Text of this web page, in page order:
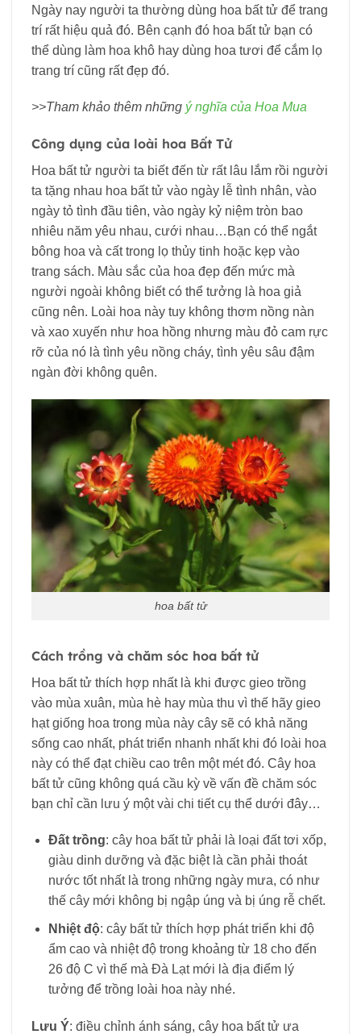
Ngày nay người ta thường dùng hoa bất tử để trang
trí rất hiệu quả đó. Bên cạnh đó hoa bất tử bạn có
thể dùng làm hoa khô hay dùng hoa tươi để cắm lọ
trang trí cũng rất đẹp đó.
>>Tham khảo thêm những ý nghĩa của Hoa Mua
Công dụng của loài hoa Bất Tử
Hoa bất tử người ta biết đến từ rất lâu lắm rồi người
ta tặng nhau hoa bất tử vào ngày lễ tình nhân, vào
ngày tỏ tình đầu tiên, vào ngày kỷ niệm tròn bao
nhiêu năm yêu nhau, cưới nhau…Bạn có thể ngắt
bông hoa và cất trong lọ thủy tinh hoặc kẹp vào
trang sách. Màu sắc của hoa đẹp đến mức mà
người ngoài không biết có thể tưởng là hoa giả
cũng nên. Loài hoa này tuy không thơm nồng nàn
và xao xuyến như hoa hồng nhưng màu đỏ cam rực
rỡ của nó là tình yêu nồng cháy, tình yêu sâu đậm
ngàn đời không quên.
hoa bất tử
Cách trồng và chăm sóc hoa bất tử
Hoa bất tử thích hợp nhất là khi được gieo trồng
vào mùa xuân, mùa hè hay mùa thu vì thế hãy gieo
hạt giống hoa trong mùa này cây sẽ có khả năng
sống cao nhất, phát triển nhanh nhất khi đó loài hoa
này có thể đạt chiều cao trên một mét đó. Cây hoa
bất tử cũng không quá cầu kỳ về vấn đề chăm sóc
bạn chỉ cần lưu ý một vài chi tiết cụ thể dưới đây…
Đất trồng: cây hoa bất tử phải là loại đất tơi xốp,
giàu dinh dưỡng và đặc biệt là cần phải thoát
nước tốt nhất là trong những ngày mưa, có như
thế cây mới không bị ngập úng và bị úng rễ chết.
Nhiệt độ: cây bất tử thích hợp phát triển khi độ
ẩm cao và nhiệt độ trong khoảng từ 18 cho đến
26 độ C vì thế mà Đà Lạt mới là địa điểm lý
tưởng để trồng loài hoa này nhé.
Lưu Ý: điều chỉnh ánh sáng, cây hoa bất tử ưa